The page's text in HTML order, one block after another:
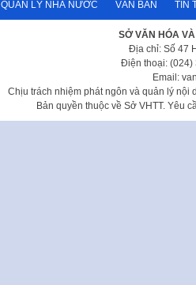
QUẢN LÝ NHÀ NƯỚC VĂN BẢN TIN
SỞ VĂN HÓA
Địa chỉ: Số 47
Điện thoại: (024)
Email:
Chịu trách nhiệm phát ngôn và quản lý nội
Bản quyền thuộc về Sở VHTT. Yêu